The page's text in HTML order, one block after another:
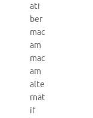
ati
ber
mac
am
mac
am
alte
rnat
if